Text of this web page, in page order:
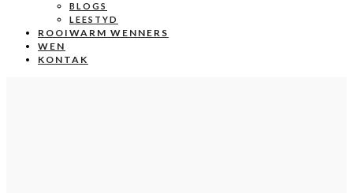
BLOGS
LEESTYD
ROOIWARM WENNERS
WEN
KONTAK